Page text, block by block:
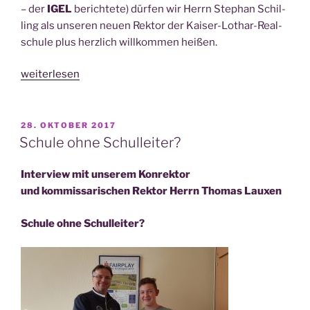
unse­
rem
neu­
Schul­
– der IGEL berich­te­te) dür­fen wir Herrn Ste­phan Schil­
ling als unse­ren neu­en Rek­tor der Kai­ser-Lothar-Real­
schu­le plus herz­lich will­kom­men hei­ßen.
„Habe­
torem
–
ßer
Rauch
der KLR+“
weiterlesen
VERÖFFENTLICHT
AM
28. OKTOBER 2017
Schule ohne Schulleiter?
Inter­view mit unse­rem Konrektor
und kom­mis­sa­ri­schen Rek­tor Herrn Tho­mas Lauxen
Schu­le ohne Schulleiter?